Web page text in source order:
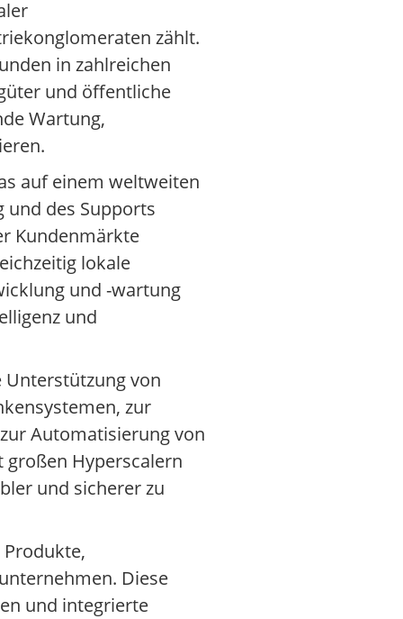
zählt.
in zahlreichen
und öffentliche
Wartung,
auf einem weltweiten
und des Supports
Kundenmärkte
lokale
und -wartung
und
Unterstützung von
zur
Automatisierung von
Hyperscalern
und sicherer zu
Diese
und integrierte